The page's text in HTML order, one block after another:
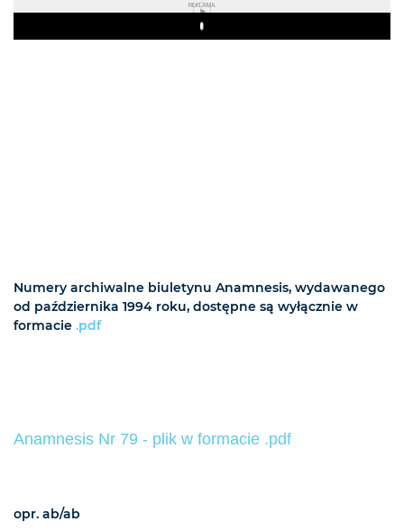
REKLAMA
Play
Numery archiwalne biuletynu Anamnesis, wydawanego
od października 1994 roku, dostępne są wyłącznie w
formacie .pdf
Anamnesis Nr 79 - plik w formacie .pdf
opr. ab/ab